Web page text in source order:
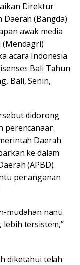
Direktur
Daerah (Bangda)
awak media
(Mendagri)
acara Indonesia
Bali Tahun
Bali, Senin,
didorong
perencanaan
Daerah
ke dalam
(APBD).
penanganan
mudahan nanti
lebih tersistem,”
diketahui telah